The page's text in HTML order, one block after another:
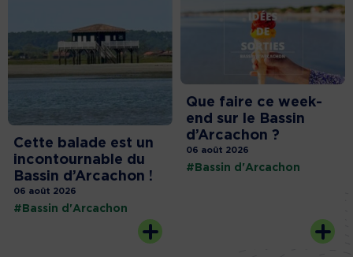
Cette balade est un
incontournable du
Bassin d’Arcachon !
06 août 2026
#Bassin d'Arcachon
Que faire ce week-
end sur le Bassin
d’Arcachon ?
06 août 2026
#Bassin d'Arcachon